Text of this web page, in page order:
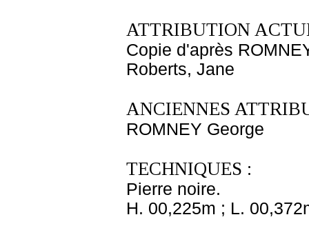
ATTRIBUTION
Copie d'après
Roberts, Jane
ANCIENNES
ROMNEY George
TECHNIQUES :
Pierre noire.
H. 00,225m ; L.